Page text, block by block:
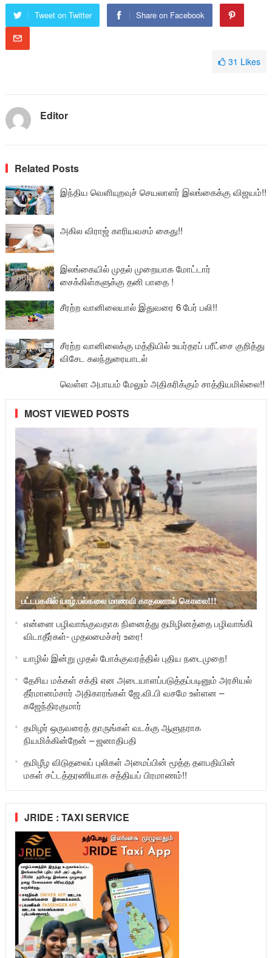
Tweet on Twitter Share on Facebook
31 Likes
Editor
Related Posts
இந்திய வெளியுறவுச் செயலாளர் இலங்கைக்கு விஜயம்!!
அகில விராஜ் காரியவசம் கைது!!
இலங்கையில் முதல் முறையாக மோட்டார்
சைக்கிள்களுக்கு தனி பாதை !
சீரற்ற வானிலையால் இதுவரை 6 பேர் பலி!!
சீரற்ற வானிலைக்கு மத்தியில் உயர்தரப் பரீட்சை குறித்து
விசேட கலந்துரையாடல்
வெள்ள அபாயம் மேலும் அதிகரிக்கும் சாத்தியமில்லை!!
MOST VIEWED POSTS
பட்டபகலில் யாழ்.பல்கலை மாணவி காதலனால் கொலை!!!
என்னை பழிவாங்குவதாக நினைத்து தமிழினத்தை பழிவாங்கி
விடாதீர்கள்- முதலமைச்சர் உரை!
யாழில் இன்று முதல் போக்குவரத்தில் புதிய நடைமுறை!
தேசிய மக்கள் சக்தி என அடையாளப்படுத்தப்படினும் அரசியல்
தீர்மானம்சார் அதிகாரங்கள் ஜே.வி.பி வசமே உள்ளன –
கஜேந்திரகுமார்
தமிழர் ஒருவரைத் தாருங்கள் வடக்கு ஆளுநராக
நியமிக்கின்றேன் – ஜனாதிபதி
தமிழீழ விடுதலைப் புலிகள் அமைப்பின் மூத்த தளபதியின்
மகள் சட்டத்தரணியாக சத்தியப் பிரமாணம்!!
JRIDE : TAXI SERVICE